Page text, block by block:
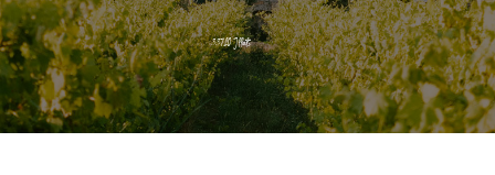
33720 Illats